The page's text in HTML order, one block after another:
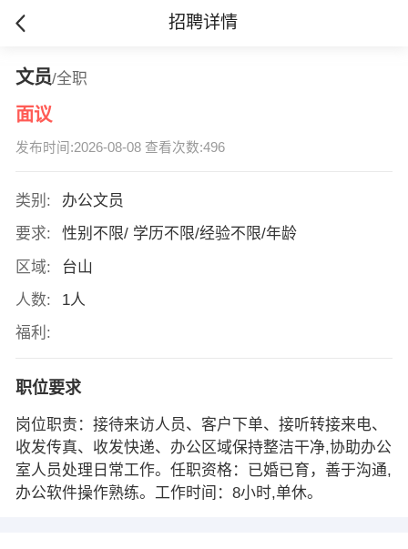
招聘详情
文员/全职
面议
发布时间:2026-08-08 查看次数:496
类别:
办公文员
要求:
性别不限/ 学历不限/经验不限/年龄
区域:
台山
人数:
1人
福利:
职位要求
岗位职责：接待来访人员、客户下单、接听转接来电、
收发传真、收发快递、办公区域保持整洁干净,协助办公
室人员处理日常工作。任职资格：已婚已育，善于沟通,
办公软件操作熟练。工作时间：8小时,单休。